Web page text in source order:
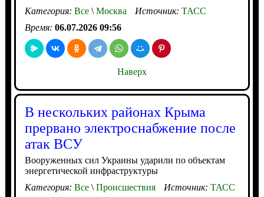
Категория: Все\Москва Источник: ТАСС
Время: 06.07.2026 09:56
Наверх
В нескольких районах Крыма
прервано электроснабжение после
атак ВСУ
Вооруженных сил Украины ударили по объектам
энергетической инфраструктуры
Категория: Все\Происшествия Источник: ТАСС